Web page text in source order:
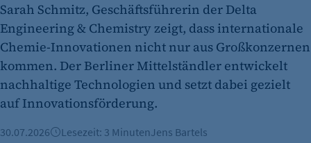
Cookie Laufzeit:
480 Tage
etracker Analytics
Name:
isSdEnabled
Anbieter:
Sarah Schmitz, Geschäftsführerin der Delta
Engineering & Chemistry zeigt, dass internationale
Chemie-Innovationen nicht nur aus Großkonzernen
kommen. Der Berliner Mittelständler entwickelt
nachhaltige Technologien und setzt dabei gezielt
auf Innovationsförderung.
30.07.2026 Lesezeit: 3 MinutenJens Bartels